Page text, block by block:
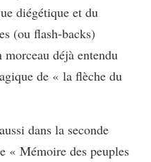
diégétique et du
(ou flash-backs)
morceau déjà entendu
de « la flèche du
dans la seconde
« Mémoire des peuples